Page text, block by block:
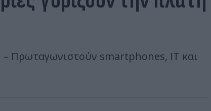
– Πρωταγωνιστούν smartphones, IT και